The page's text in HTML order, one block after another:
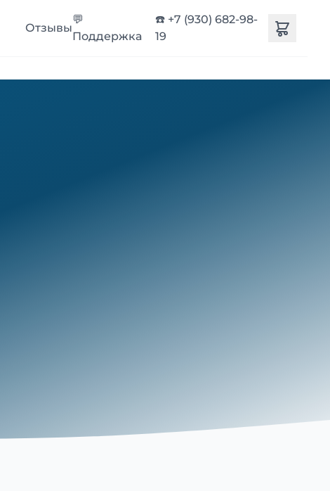
Отзывы
💬
Поддержка
☎️ +7 (930) 682-98-
19